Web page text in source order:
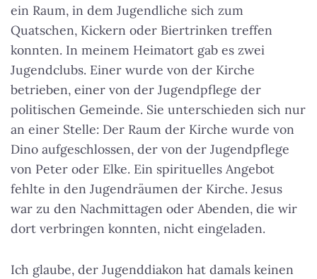
ein Raum, in dem Jugendliche sich zum
Quatschen, Kickern oder Biertrinken treffen
konnten. In meinem Heimatort gab es zwei
Jugendclubs. Einer wurde von der Kirche
betrieben, einer von der Jugendpflege der
politischen Gemeinde. Sie unterschieden sich nur
an einer Stelle: Der Raum der Kirche wurde von
Dino aufgeschlossen, der von der Jugendpflege
von Peter oder Elke. Ein spirituelles Angebot
fehlte in den Jugendräumen der Kirche. Jesus
war zu den Nachmittagen oder Abenden, die wir
dort verbringen konnten, nicht eingeladen.
Ich glaube, der Jugenddiakon hat damals keinen